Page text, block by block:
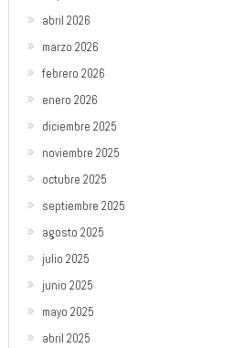
abril 2026
marzo 2026
febrero 2026
enero 2026
diciembre 2025
noviembre 2025
octubre 2025
septiembre 2025
agosto 2025
julio 2025
junio 2025
mayo 2025
abril 2025